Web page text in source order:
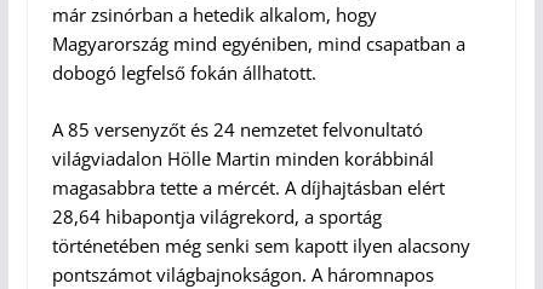
már zsinórban a hetedik alkalom, hogy
Magyarország mind egyéniben, mind csapatban a
dobogó legfelső fokán állhatott.
A 85 versenyzőt és 24 nemzetet felvonultató
világviadalon Hölle Martin minden korábbinál
magasabbra tette a mércét. A díjhajtásban elért
28,64 hibapontja világrekord, a sportág
történetében még senki sem kapott ilyen alacsony
pontszámot világbajnokságon. A háromnapos